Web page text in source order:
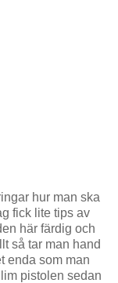
hur man ska
fick lite tips av
här färdig och
så tar man hand
enda som man
pistolen sedan